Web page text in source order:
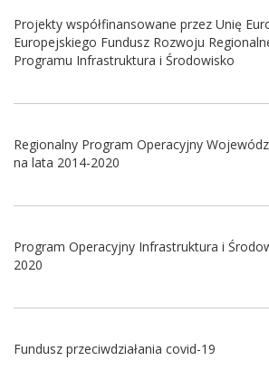
Projekty współfinansowane przez Unię
Europejskiego Fundusz Rozwoju
Programu Infrastruktura i Środowisko
Regionalny Program Operacyjny
na lata 2014-2020
Program Operacyjny Infrastruktura i
2020
Fundusz przeciwdziałania covid-19